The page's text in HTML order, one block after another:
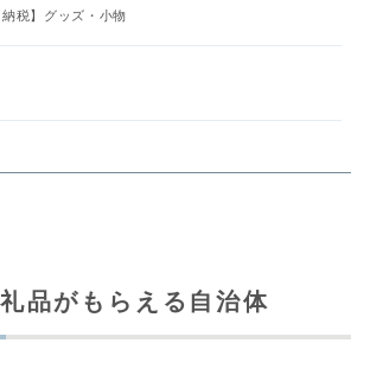
納税】グッズ・小物
品がもらえる自治体